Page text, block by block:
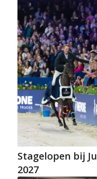
Stagelopen bij
2027